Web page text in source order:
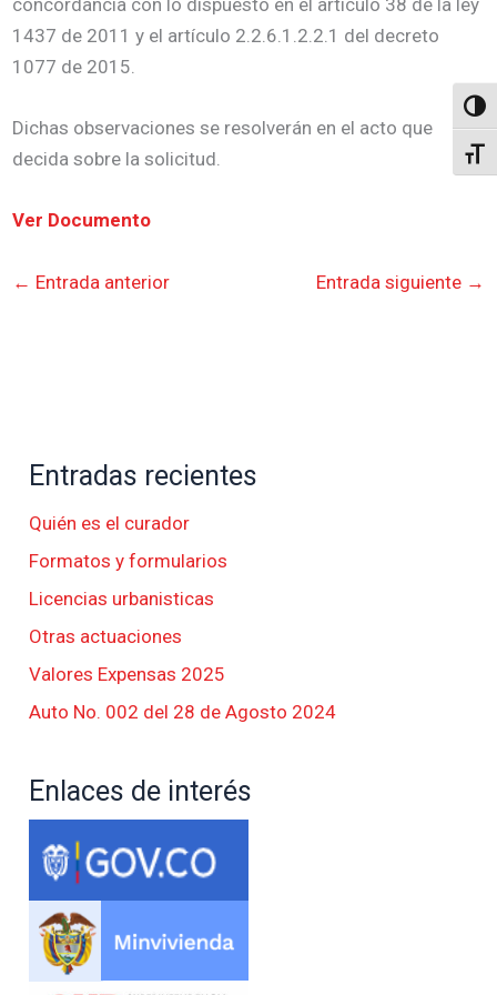
concordancia con lo dispuesto en el artículo 38 de la ley
1437 de 2011 y el artículo 2.2.6.1.2.2.1 del decreto
1077 de 2015.
Dichas observaciones se resolverán en el acto que
decida sobre la solicitud.
Ver Documento
← Entrada anterior Entrada siguiente →
Entradas recientes
Quién es el curador
Formatos y formularios
Licencias urbanisticas
Otras actuaciones
Valores Expensas 2025
Auto No. 002 del 28 de Agosto 2024
Enlaces de interés